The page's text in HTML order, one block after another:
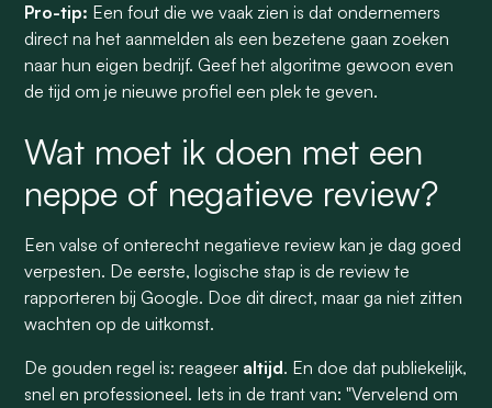
Pro-tip: Een fout die we vaak zien is dat ondernemers
direct na het aanmelden als een bezetene gaan zoeken
naar hun eigen bedrijf. Geef het algoritme gewoon even
de tijd om je nieuwe profiel een plek te geven.
Wat moet ik doen met een
neppe of negatieve review?
Een valse of onterecht negatieve review kan je dag goed
verpesten. De eerste, logische stap is de review te
rapporteren bij Google. Doe dit direct, maar ga niet zitten
wachten op de uitkomst.
De gouden regel is: reageer altijd. En doe dat publiekelijk,
snel en professioneel. Iets in de trant van: "Vervelend om